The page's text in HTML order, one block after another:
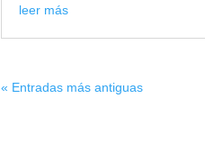
leer más
« Entradas más antiguas